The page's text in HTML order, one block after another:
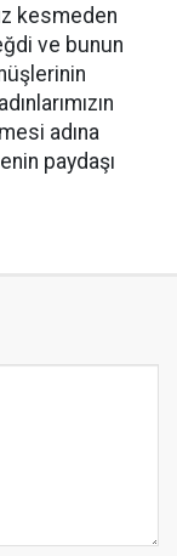
kesmeden
ve bunun
adına
paydaşı